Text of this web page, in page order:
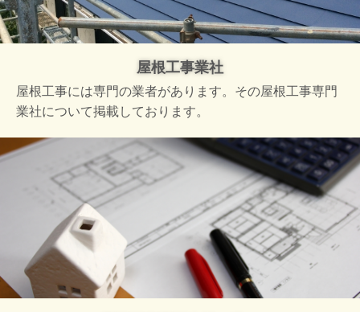
屋根工事業社
屋根工事には専門の業者があります。その屋根工事専門
業社について掲載しております。